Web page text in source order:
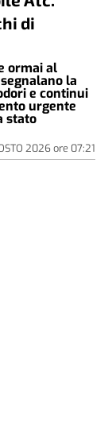
di
ormai al
la
e continui
urgente
stato
2026ore 07:21